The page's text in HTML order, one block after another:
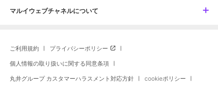
マルイウェブチャネルについて
ご利用規約 プライバシーポリシー
個人情報の取り扱いに関する同意条項
丸井グループ カスタマーハラスメント対応方針 cookieポリシー